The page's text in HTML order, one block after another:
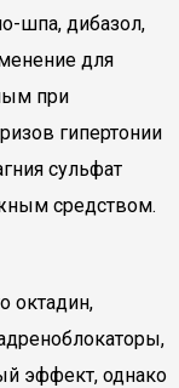
шпа, дибазол,
для
при
гипертонии
сульфат
средством.
октадин,
эффект, однако